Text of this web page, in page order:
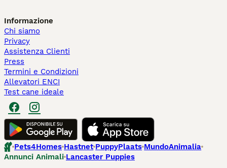
Informazione
Chi siamo
Privacy
Assistenza Clienti
Press
Termini e Condizioni
Allevatori ENCI
Test cane ideale
Pets4Homes Hastnet PuppyPlaats MundoAnimalia
Annunci Animali Lancaster Puppies